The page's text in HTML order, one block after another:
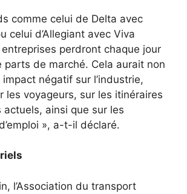
comme celui de Delta avec
celui d’Allegiant avec Viva
perdront chaque jour
parts de marché. Cela aurait non
négatif sur l’industrie,
les voyageurs, sur les itinéraires
actuels, ainsi que sur les
», a-t-il déclaré.
l’Association du transport